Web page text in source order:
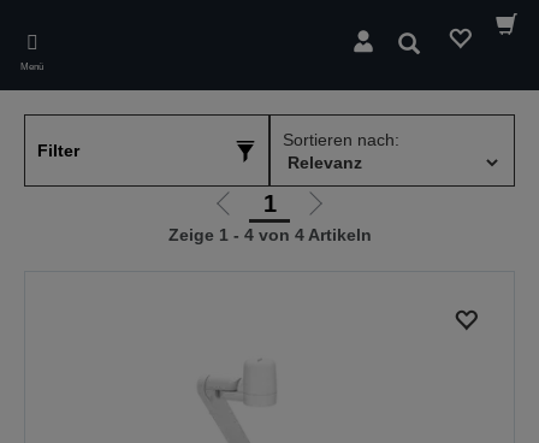
main
content
Menü
Suchen
Filter
Sortieren nach:
Zur
vorherigen
1
Zur
nächsten
Zeige 1 - 4 von 4 Artikeln